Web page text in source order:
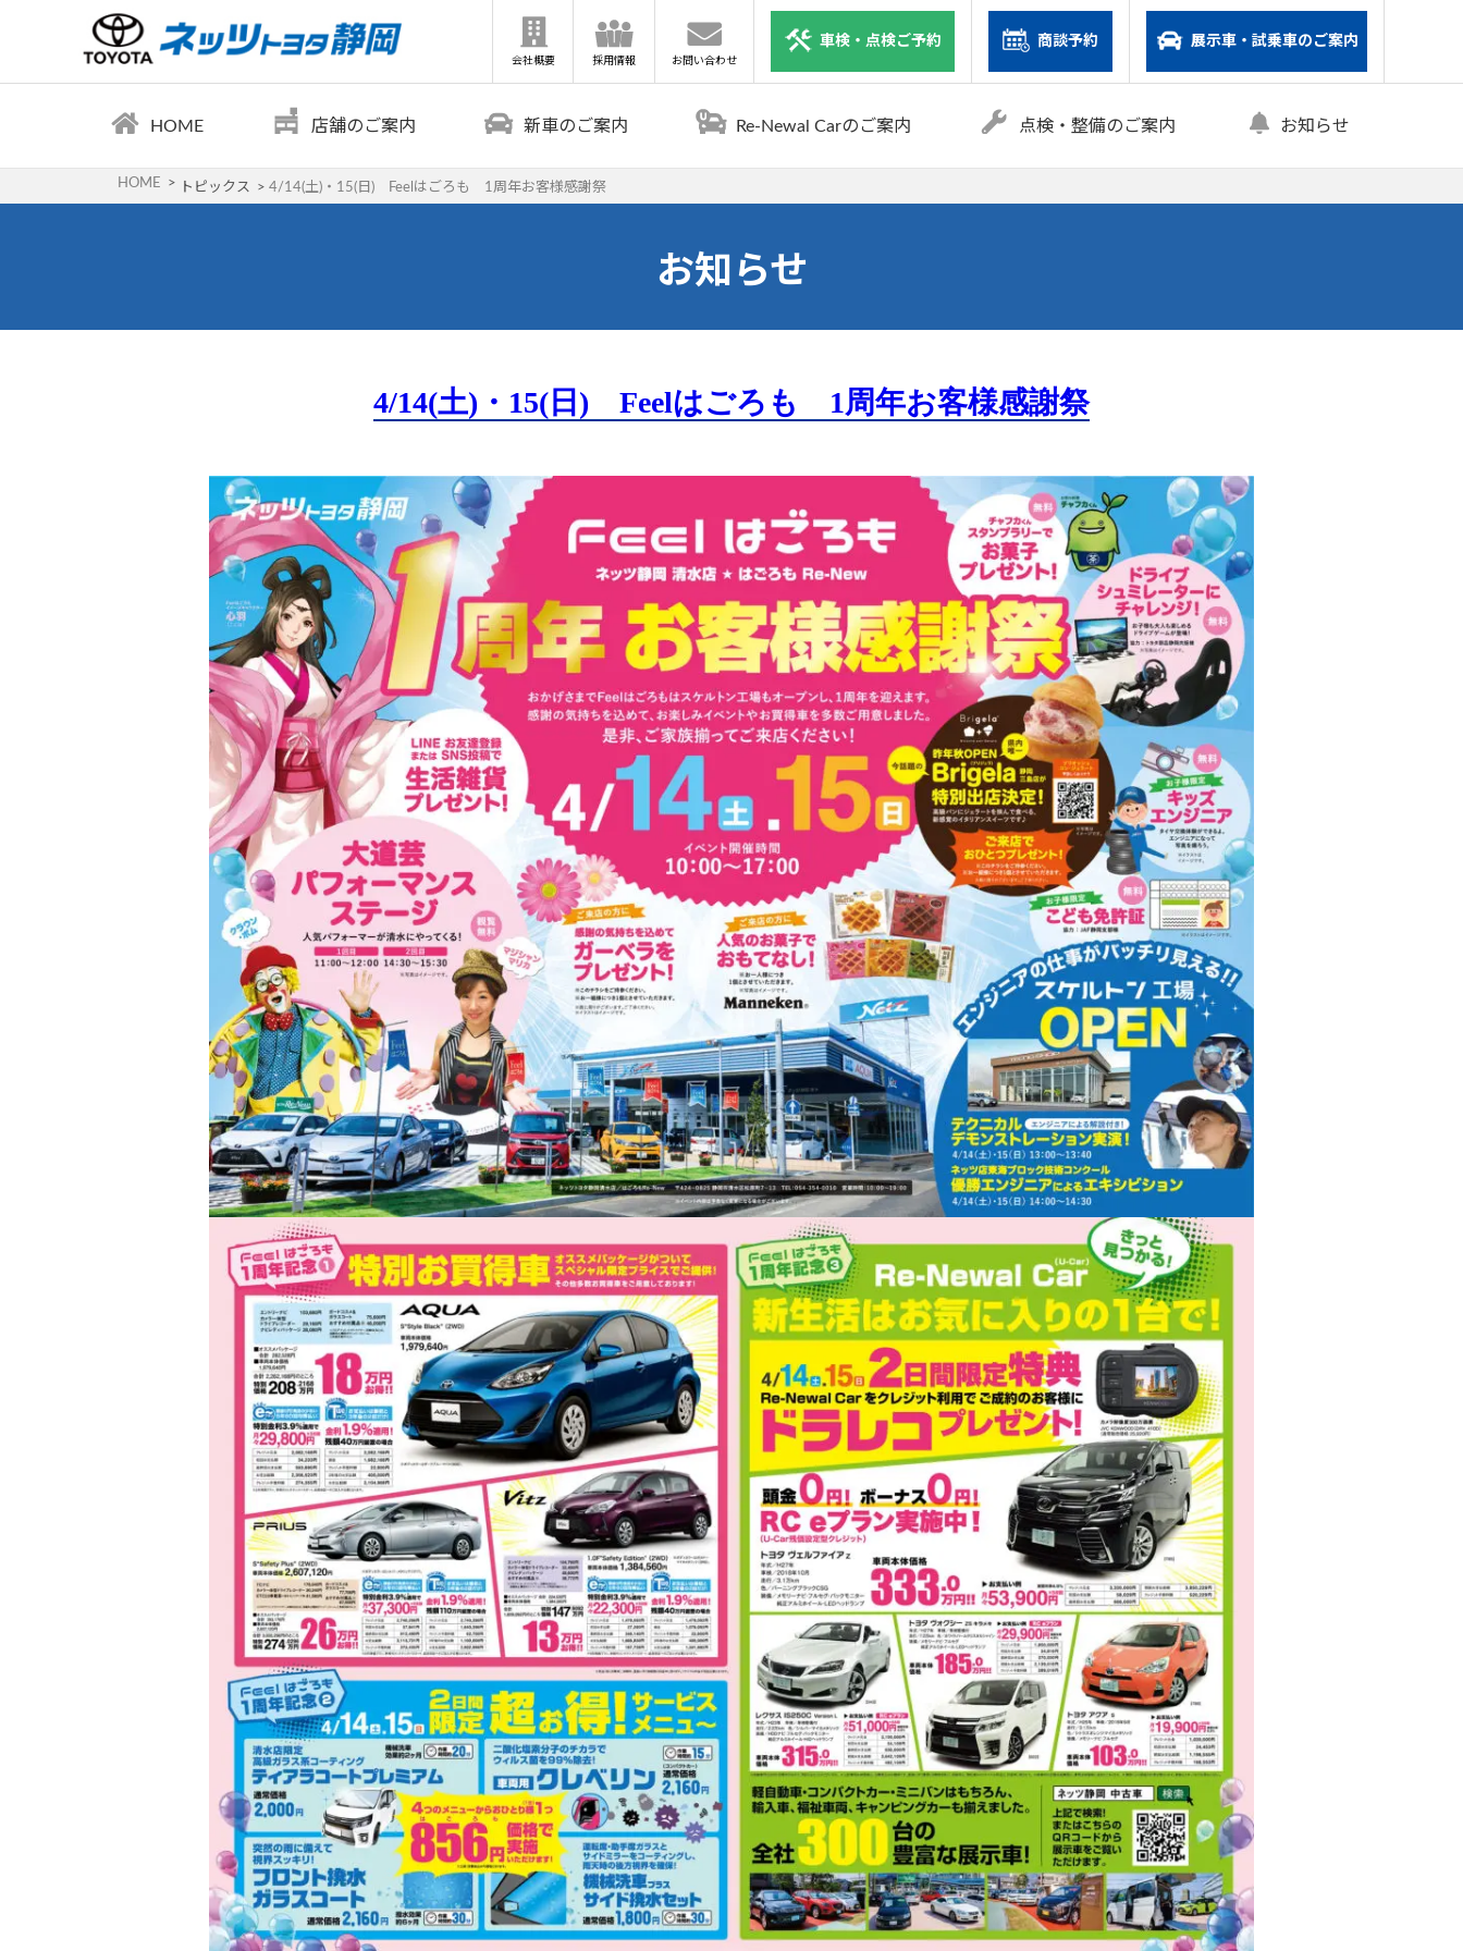
会社概要 採用情報 お問い合わせ
車検・点検ご予約 商談予約 展示車・試乗車のご案内
HOME 店舗のご案内 新車のご案内 Re-Newal Carのご案内 点検・整備のご案内 お知らせ
HOME トピックス 4/14(土)・15(日) Feelはごろも 1周年お客様感謝祭
お知らせ
4/14(土)・15(日) Feelはごろも 1周年お客様感謝祭